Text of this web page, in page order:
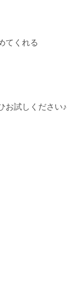
てくれる
お試しください♪